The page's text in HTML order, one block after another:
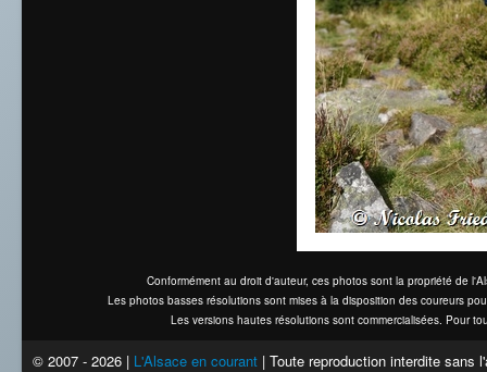
Conformément au droit d'auteur, ces photos sont la propriété de
Les photos basses résolutions sont mises à la disposition des coureurs
Les versions hautes résolutions sont commercialisées. Pour
© 2007 - 2026 | L'Alsace en courant | Toute reproduction interdite sans